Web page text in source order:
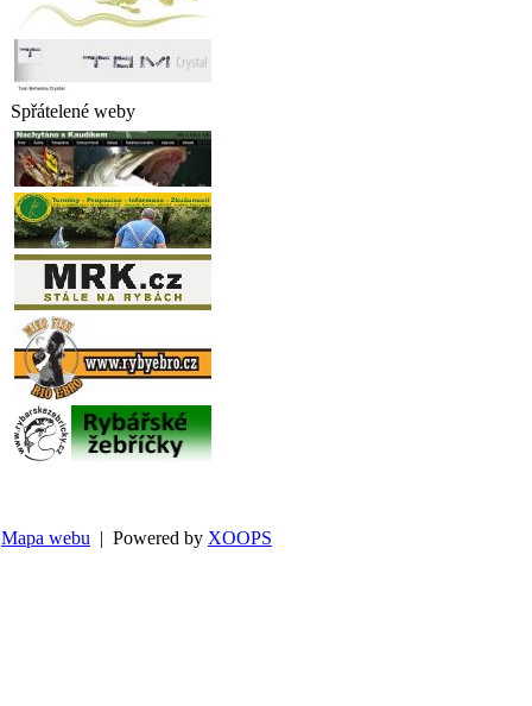
Spřátelené weby
Mapa webu | Powered by XOOPS